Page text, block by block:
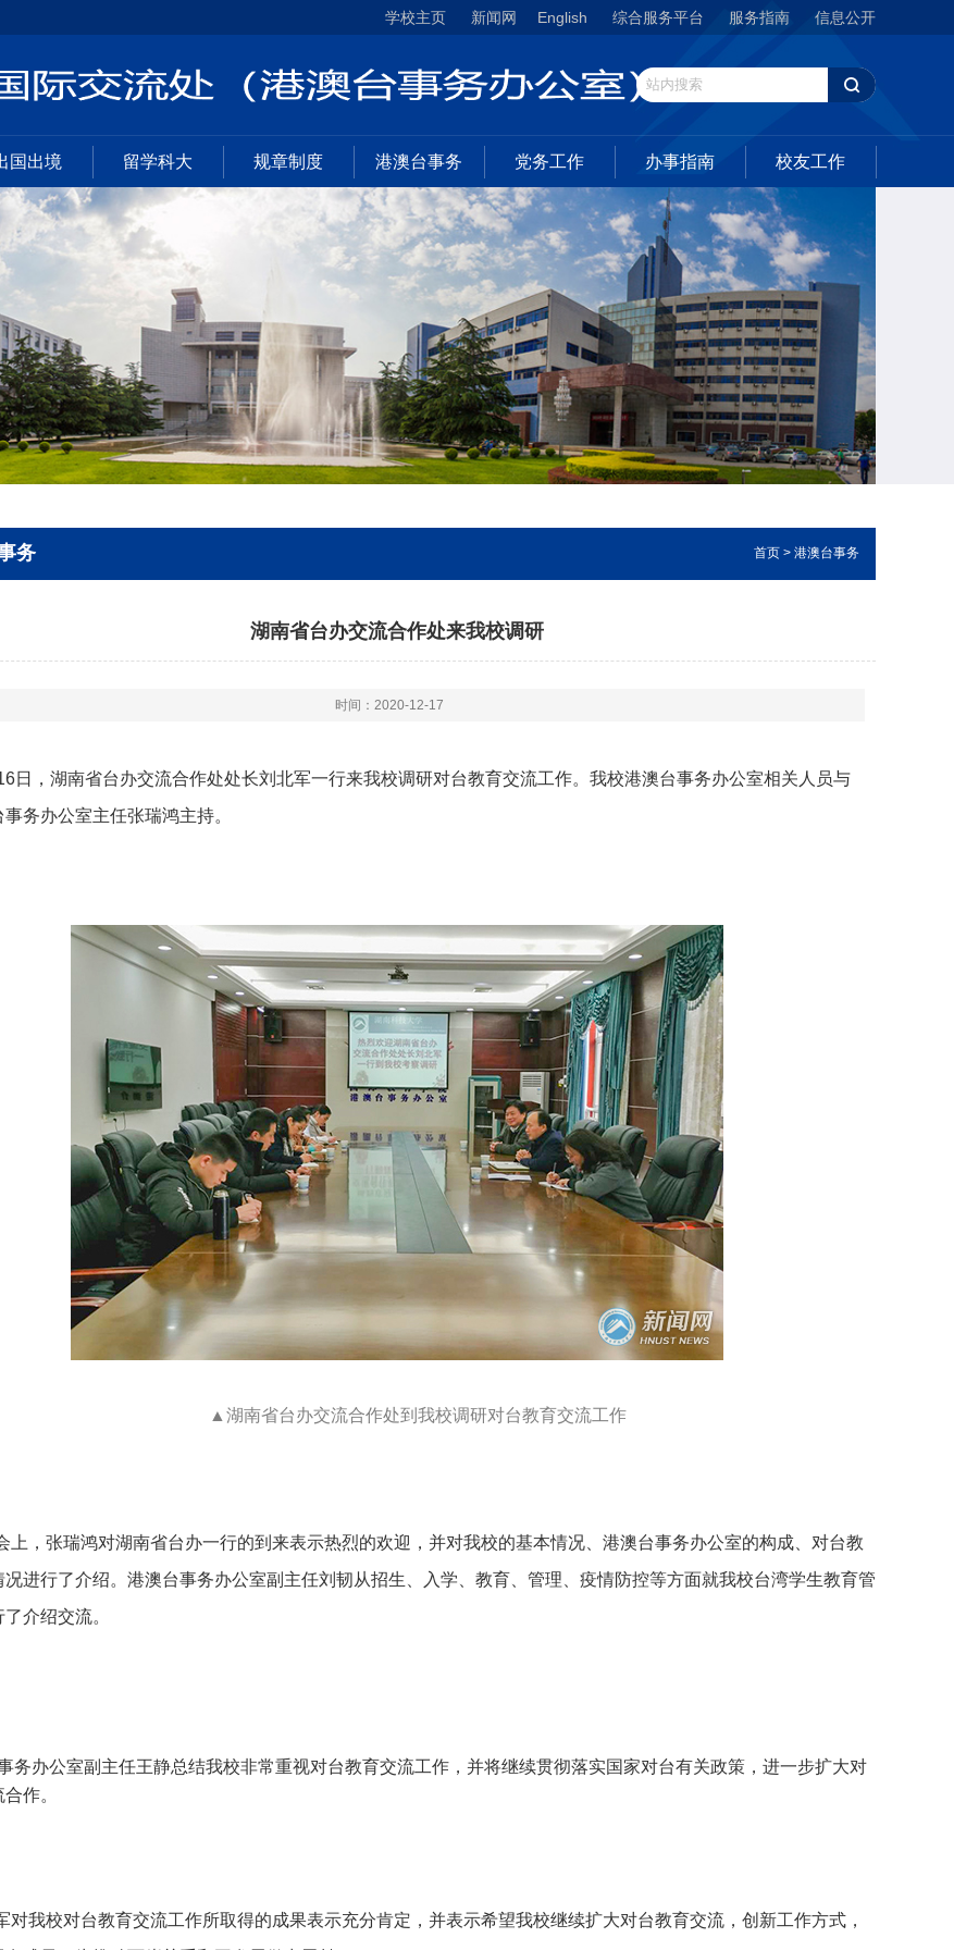
学校主页 新闻网 English 综合服务平台 服务指南 信息公开
国出境 留学科大 规章制度 港澳台事务 党务工作 办事指南 校友工作
务 首页 > 港澳台事务
湖南省台办交流合作处来我校调研
时间：2020-12-17
日，湖南省台办交流合作处处长刘北军一行来我校调研对台教育交流工作。我校港澳台事务办公室相关人员与
务办公室主任张瑞鸿主持。
▲湖南省台办交流合作处到我校调研对台教育交流工作
上，张瑞鸿对湖南省台办一行的到来表示热烈的欢迎，并对我校的基本情况、港澳台事务办公室的构成、对台教
进行了介绍。 港澳台事务办公室副主任刘韧从招生、入学、教育、管理、疫情防控等方面就我校台湾学生教育管
介绍交流。
办公室副主任王静总结我校非常重视对台教育交流工作，并将继续贯彻落实国家对台有关政策，进一步扩大对
作。
对我校对台教育交流工作所取得的成果表示充分肯定，并表示希望我校继续扩大对台教育交流，创新工作方式，